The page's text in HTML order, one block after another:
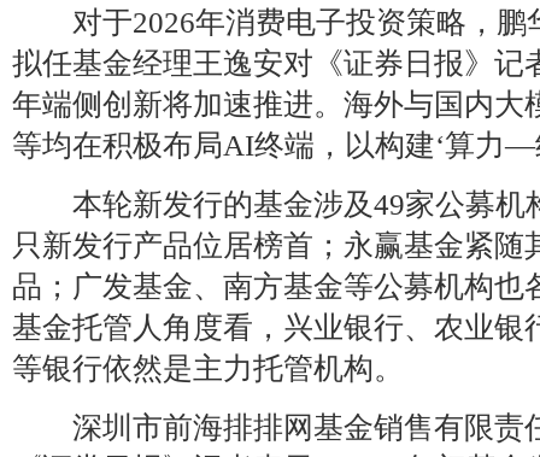
对于2026年消费电子投资策略，鹏
拟任基金经理王逸安对《证券日报》记
年端侧创新将加速推进。海外与国内大
等均在积极布局AI终端，以构建‘算力
本轮新发行的基金涉及49家公募机
只新发行产品位居榜首；永赢基金紧随
品；广发基金、南方基金等公募机构也
基金托管人角度看，兴业银行、农业银
等银行依然是主力托管机构。
深圳市前海排排网基金销售有限责